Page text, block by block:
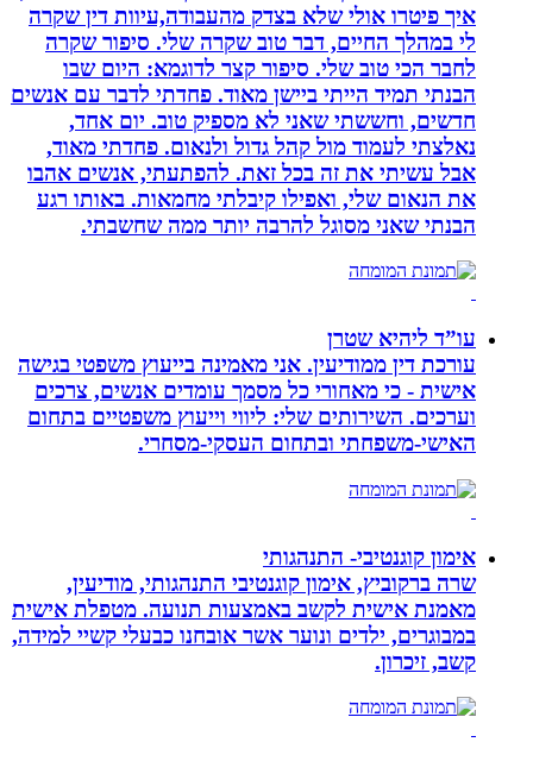
איך פיטרו אולי שלא בצדק מהעבודה,עיוות דין שקרה
לי במהלך החיים, דבר טוב שקרה שלי. סיפור שקרה
לחבר הכי טוב שלי. סיפור קצר לדוגמא: היום שבו
הבנתי תמיד הייתי ביישן מאוד. פחדתי לדבר עם אנשים
חדשים, וחששתי שאני לא מספיק טוב. יום אחד,
נאלצתי לעמוד מול קהל גדול ולנאום. פחדתי מאוד,
אבל עשיתי את זה בכל זאת. להפתעתי, אנשים אהבו
את הנאום שלי, ואפילו קיבלתי מחמאות. באותו רגע
הבנתי שאני מסוגל להרבה יותר ממה שחשבתי.
עו”ד ליהיא שטרן
עורכת דין ממודיעין. אני מאמינה בייעוץ משפטי בגישה
אישית - כי מאחורי כל מסמך עומדים אנשים, צרכים
וערכים. השירותים שלי: ליווי וייעוץ משפטיים בתחום
האישי-משפחתי ובתחום העסקי-מסחרי.
אימון קוגנטיבי- התנהגותי
שרה ברקוביץ, אימון קוגנטיבי התנהגותי, מודיעין,
מאמנת אישית לקשב באמצעות תנועה. מטפלת אישית
במבוגרים, ילדים ונוער אשר אובחנו כבעלי קשיי למידה,
קשב, זיכרון.